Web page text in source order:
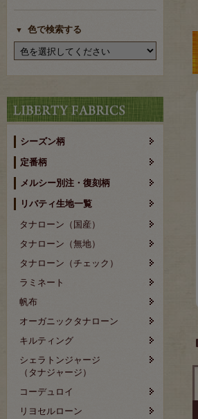
色で検索する
シーズン柄
定番柄
メルシー別注・復刻柄
リバティ生地一覧
タナローン（国産）
タナローン（無地）
タナローン（チェック）
ラミネート
帆布
オーガニックタナローン
キルティング
シェラトンジャージ
（タナジャージ）
コーデュロイ
リヨセルローン